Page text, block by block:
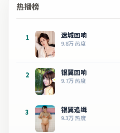
热播榜
1 迷城回响
9.8万热度
2 银翼回响
9.7万热度
3 银翼追缉
9.3万热度